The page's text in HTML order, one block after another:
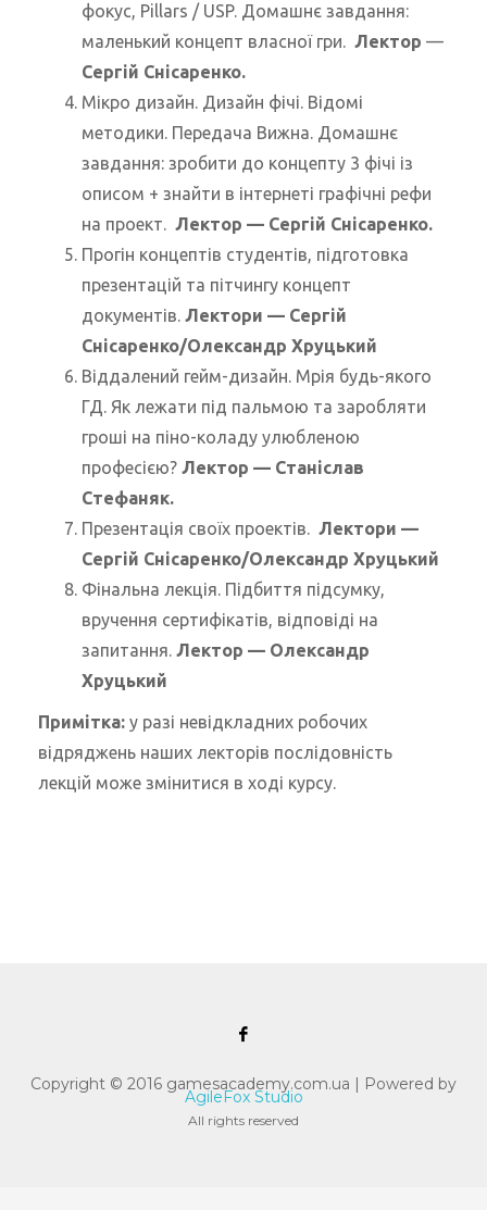
фокус, Pillars / USP. Домашнє завдання:
маленький концепт власної гри. Лектор —
Сергій Снісаренко.
Мікро дизайн. Дизайн фічі. Відомі
методики. Передача Вижна. Домашнє
завдання: зробити до концепту 3 фічі із
описом + знайти в інтернеті графічні рефи
на проект. Лектор — Сергій Снісаренко.
Прогін концептів студентів, підготовка
презентацій та пітчингу концепт
документів. Лектори — Сергій
Снісаренко/Олександр Хруцький
Віддалений гейм-дизайн. Мрія будь-якого
ГД. Як лежати під пальмою та заробляти
гроші на піно-коладу улюбленою
професією? Лектор — Станіслав
Стефаняк.
Презентація своїх проектів. Лектори —
Сергій Снісаренко/Олександр Хруцький
Фінальна лекція. Підбиття підсумку,
вручення сертифікатів, відповіді на
запитання. Лектор — Олександр
Хруцький
Примітка: у разі невідкладних робочих
відряджень наших лекторів послідовність
лекцій може змінитися в ході курсу.
Copyright © 2016 gamesacademy.com.ua | Powered by
AgileFox Studio
All rights reserved